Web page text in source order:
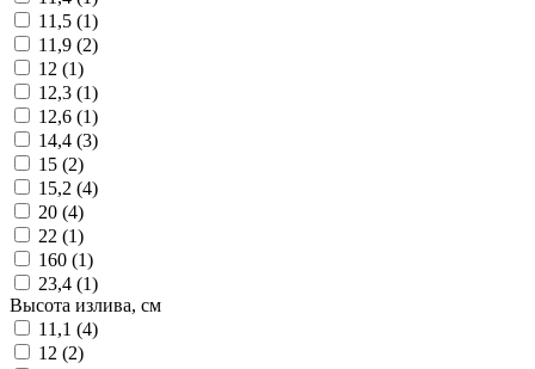
11,5 (1)
11,9 (2)
12 (1)
12,3 (1)
12,6 (1)
14,4 (3)
15 (2)
15,2 (4)
20 (4)
22 (1)
160 (1)
23,4 (1)
Высота излива, см
11,1 (4)
12 (2)